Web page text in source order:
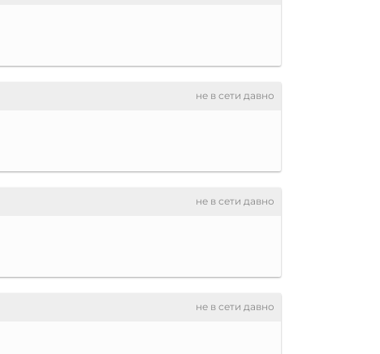
не в сети давно
не в сети давно
не в сети давно